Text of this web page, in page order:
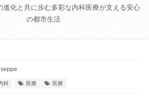
進化と共に歩む多彩な内科医療が支える安心
の都市生活
科 医療 医療